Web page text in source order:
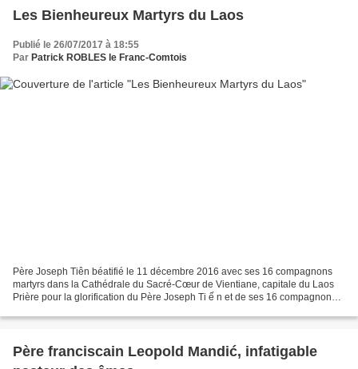
Les Bienheureux Martyrs du Laos
Publié le 26/07/2017 à 18:55
Par Patrick ROBLES le Franc-Comtois
Père Joseph Tiên béatifié le 11 décembre 2016 avec ses 16 compagnons
martyrs dans la Cathédrale du Sacré-Cœur de Vientiane, capitale du Laos
Prière pour la glorification du Père Joseph Ti ế n et de ses 16 compagnons
Père franciscain Leopold Mandić, infatigable